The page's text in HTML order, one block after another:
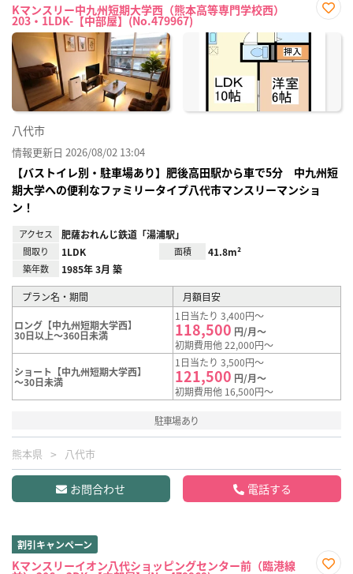
Kマンスリー中九州短期大学西（熊本高等専門学校西）
203・1LDK-【中部屋】(No.479967)
に入
八代市
情報更新日 2026/08/02 13:04
【バストイレ別・駐車場あり】肥後高田駅から車で5分 中九州短
期大学への便利なファミリータイプ八代市マンスリーマンショ
ン！
アクセス 肥薩おれんじ鉄道「湯浦駅」
間取り 1LDK 面積 41.8m²
築年数 1985年 3月 築
プラン名・期間 月額目安
ロング【中九州短期大学西】
30日以上～360日未満
1日当たり 3,400円～
118,500 円/月～
初期費用他 22,000円～
ショート【中九州短期大学西】
～30日未満
1日当たり 3,500円～
121,500 円/月～
初期費用他 16,500円～
駐車場あり
熊本県 八代市
お問合わせ 電話する
割引キャンペーン
Kマンスリーイオン八代ショッピングセンター前（臨港線